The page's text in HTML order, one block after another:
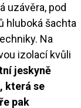
uzávěra, pod
hluboká šachta
Na
izolací kvůli
jeskyně
která se
pak